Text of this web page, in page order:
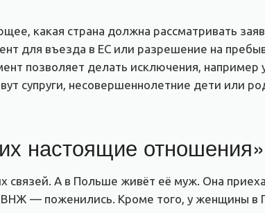
какая страна должна рассматривать
для въезда в ЕС или разрешение на
позволяет делать исключения, например
супруги, несовершеннолетние дети или
настоящие отношения»
А в Польше живёт её муж. Она
ВНЖ — поженились. Кроме того, у женщины